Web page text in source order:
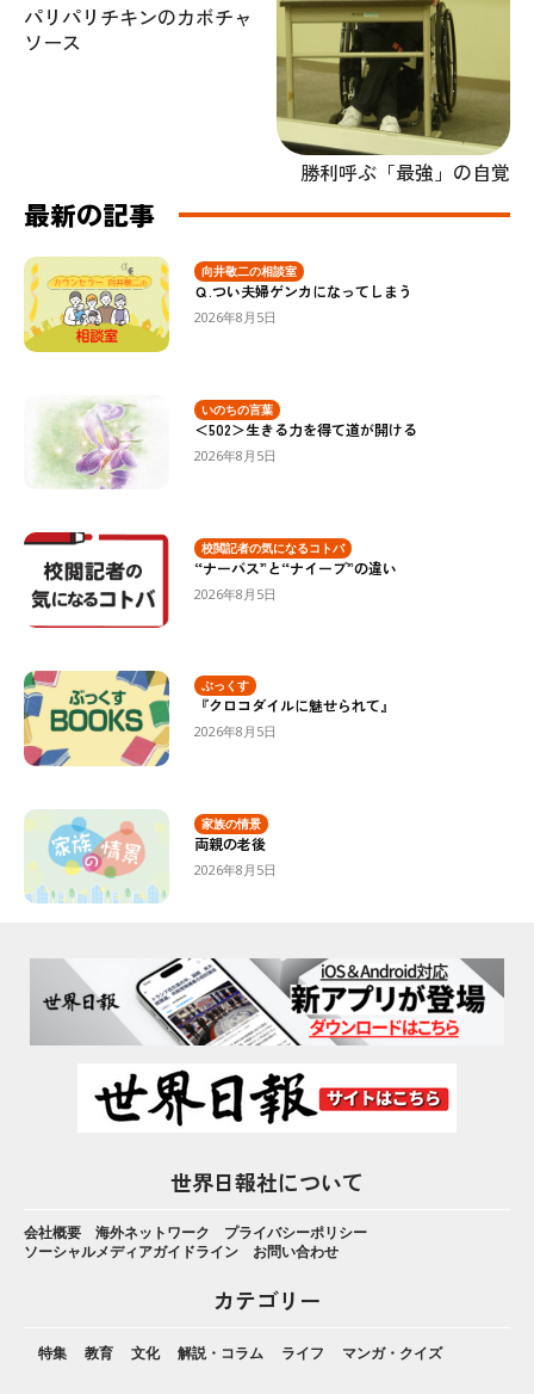
パリパリチキンのカボチャ
ソース
勝利呼ぶ「最強」の自覚
最新の記事
向井敬二の相談室
Ｑ.つい夫婦ゲンカになってしまう
2026年8月5日
いのちの言葉
＜502＞生きる力を得て道が開ける
2026年8月5日
校閲記者の気になるコトバ
“ナーバス”と“ナイーブ”の違い
2026年8月5日
ぶっくす
『クロコダイルに魅せられて』
2026年8月5日
家族の情景
両親の老後
2026年8月5日
世界日報社について
会社概要 海外ネットワーク
プライバシーポリシー
ソーシャルメディアガイドライン
お問い合わせ
カテゴリー
特集 教育 文化 解説・コラム ライフ マンガ・クイズ